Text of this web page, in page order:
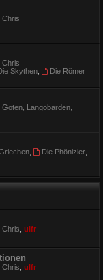
Chris
Chris
Skythen,
Die Römer
Langobarden,
, Die Phönizier
Chris ulfr
Chris ulfr